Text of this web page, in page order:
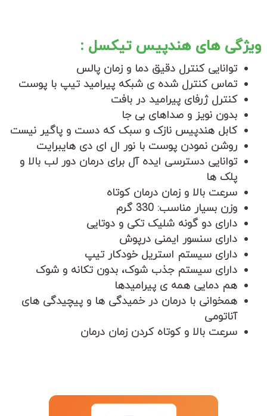
ویژگی های هندپیس تیکسل :
توانایی کنترل دقیق دما و زمان پالس
تماس کنترل شده ی شبکه پیرامید تیپ با پوست
کنترل ژرفای پیرامید در بافت
بدون نویز و صداهای بی جا
کابل هندپیس نازک و سبک که دست و پاگیر نیست
روشن نمودن پوست با نور ال ای دی هایبرایت
توانایی دسترسی ایده آل برای درمان دور لب بالا و
پلک ها
سرعت بالا و زمان درمان کوتاه
وزن بسیار مناسب: 330 گرم
دارای دو گونه شلیک تکی و دوتایی
دارای سنسور ایمنی درپوش
دارای سیستم استریل خودکار تیپ
دارای سیستم جذب شوک، بدون تکانه و شوک
هم دمایی همه ی پیرامیدها
همخوانی با درمان در خمیدگی ها و پیچیدگی های
آناتومی
سرعت بالا و کوتاه کردن زمان درمان